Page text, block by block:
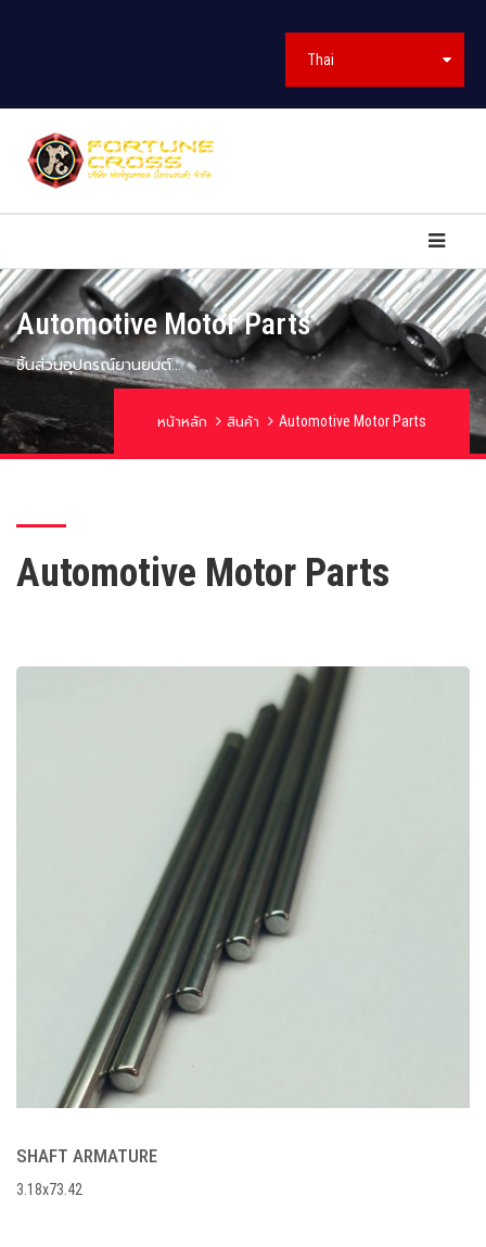
Thai
Automotive Motor Parts
ชิ้นส่วนอุปกรณ์ยานยนต์...
หน้าหลัก สินค้า Automotive Motor Parts
Automotive Motor Parts
SHAFT ARMATURE
3.18x73.42